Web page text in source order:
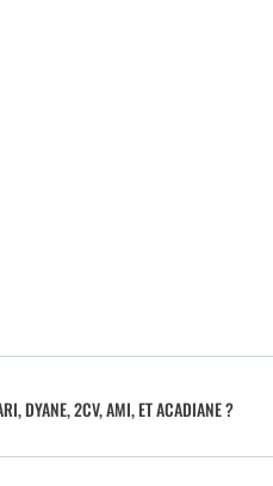
DYANE, 2CV, AMI, ET ACADIANE ?